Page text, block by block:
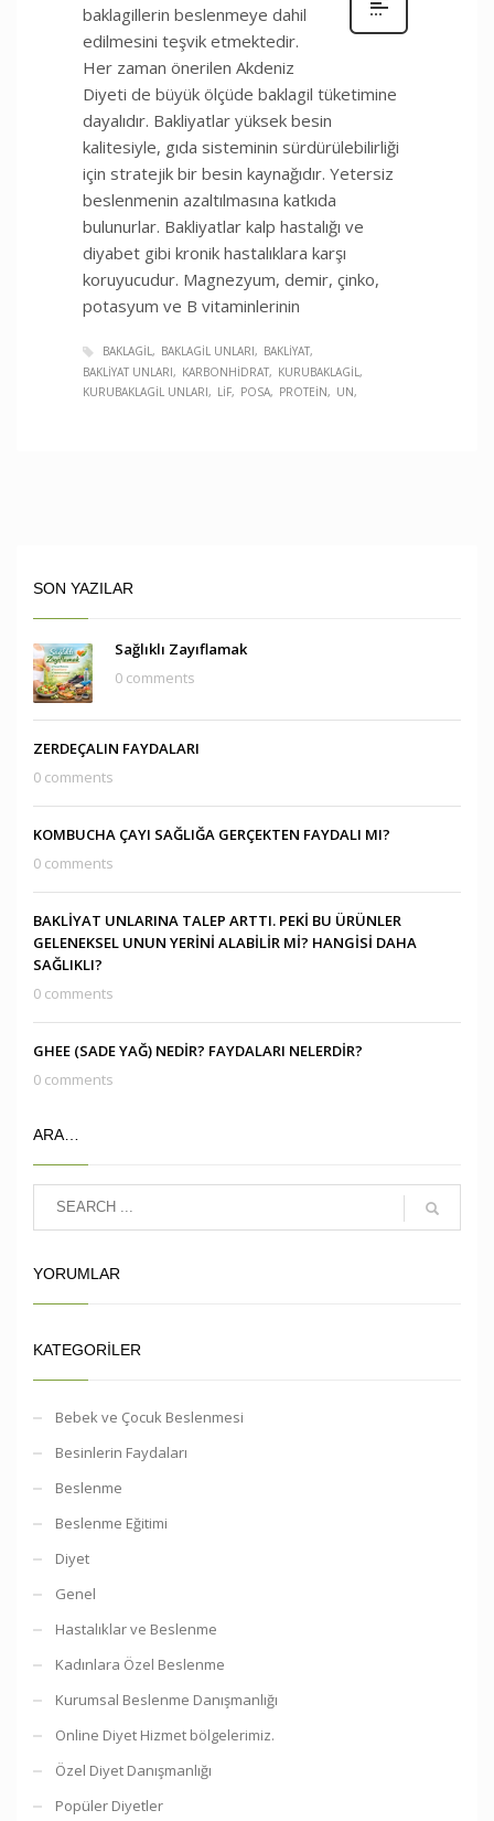
baklagillerin beslenmeye dahil
edilmesini teşvik etmektedir.
Her zaman önerilen Akdeniz
Diyeti de büyük ölçüde baklagil tüketimine
dayalıdır. Bakliyatlar yüksek besin
kalitesiyle, gıda sisteminin sürdürülebilirliği
için stratejik bir besin kaynağıdır. Yetersiz
beslenmenin azaltılmasına katkıda
bulunurlar. Bakliyatlar kalp hastalığı ve
diyabet gibi kronik hastalıklara karşı
koruyucudur. Magnezyum, demir, çinko,
potasyum ve B vitaminlerinin
BAKLAGIL BAKLAGIL UNLARI
BAKLIYAT
BAKLIYAT UNLARI
KARBONHIDRAT
KURUBAKLAGIL
KURUBAKLAGIL UNLARI
LIF POSA PROTEIN UN
SON YAZILAR
Sağlıklı Zayıflamak
0 comments
ZERDEÇALIN FAYDALARI
0 comments
KOMBUCHA ÇAYI SAĞLIĞA GERÇEKTEN FAYDALI MI?
0 comments
BAKLİYAT UNLARINA TALEP ARTTI. PEKİ BU ÜRÜNLER
GELENEKSEL UNUN YERİNİ ALABİLİR Mİ? HANGİSİ DAHA
SAĞLIKLI?
0 comments
GHEE (SADE YAĞ) NEDİR? FAYDALARI NELERDİR?
0 comments
ARA…
YORUMLAR
KATEGORILER
Bebek ve Çocuk Beslenmesi
Besinlerin Faydaları
Beslenme
Beslenme Eğitimi
Diyet
Genel
Hastalıklar ve Beslenme
Kadınlara Özel Beslenme
Kurumsal Beslenme Danışmanlığı
Online Diyet Hizmet bölgelerimiz.
Özel Diyet Danışmanlığı
Popüler Diyetler